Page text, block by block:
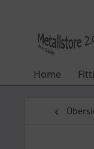
Home